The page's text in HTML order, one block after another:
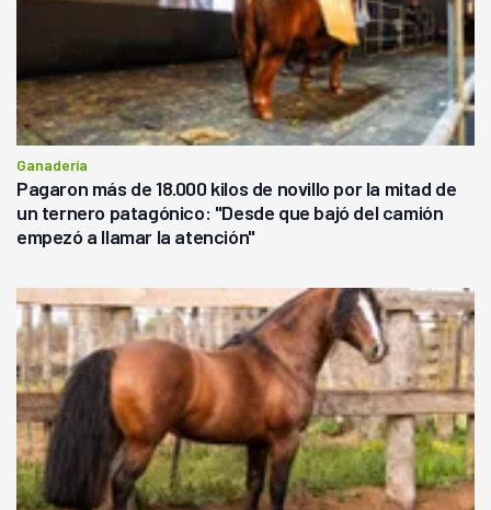
Ganadería
Pagaron más de 18.000 kilos de novillo por la mitad de
un ternero patagónico: "Desde que bajó del camión
empezó a llamar la atención"